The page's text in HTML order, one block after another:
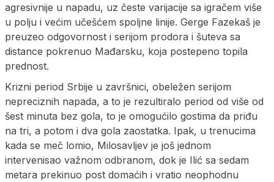
agresivnije u napadu, uz česte varijacije sa igračem više
u polju i većim učešćem spoljne linije. Gerge Fazekaš je
preuzeo odgovornost i serijom prodora i šuteva sa
distance pokrenuo Mađarsku, koja postepeno topila
prednost.
Krizni period Srbije u završnici, obeležen serijom
nepreciznih napada, a to je rezultiralo period od više od
šest minuta bez gola, to je omogućilo gostima da priđu
na tri, a potom i dva gola zaostatka. Ipak, u trenucima
kada se meč lomio, Milosavljev je još jednom
intervenisao važnom odbranom, dok je Ilić sa sedam
metara prekinuo post domaćih i vratio neophodnu